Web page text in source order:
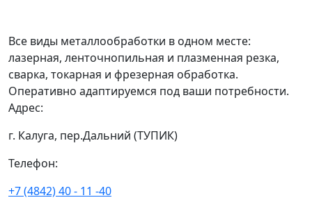
Все виды металлообработки в одном месте:
лазерная, ленточнопильная и плазменная резка,
сварка, токарная и фрезерная обработка.
Оперативно адаптируемся под ваши потребности.
Адрес:
г. Калуга, пер.Дальний (ТУПИК)
Телефон:
+7 (4842) 40 - 11 -40